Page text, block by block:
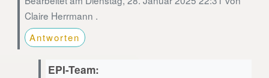
Claire Herrmann .
Antworten
EPI-Team: